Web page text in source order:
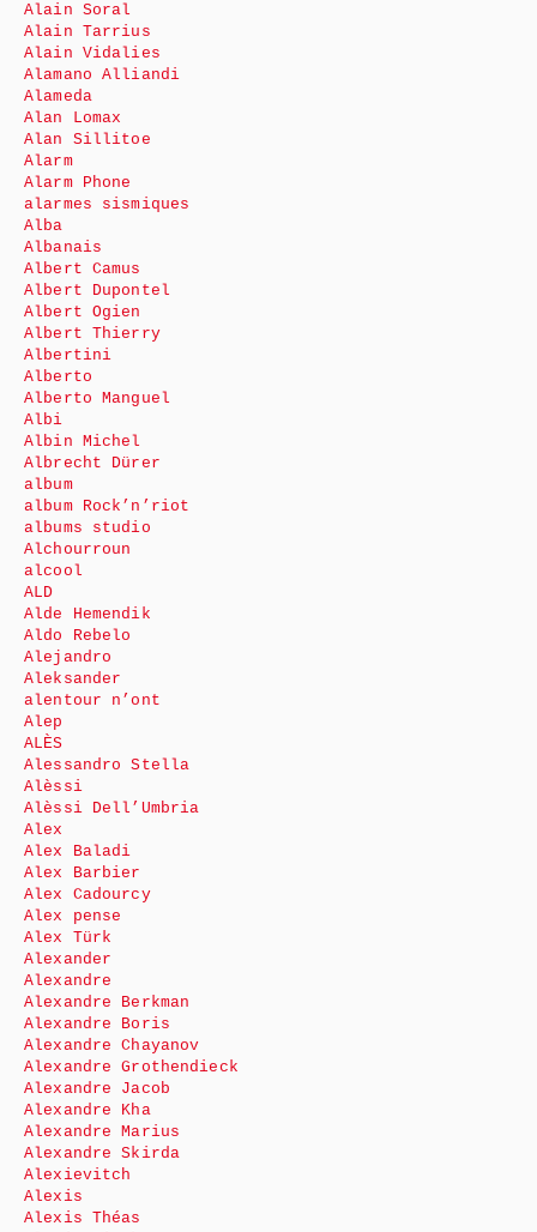
Alain Soral
Alain Tarrius
Alain Vidalies
Alamano Alliandi
Alameda
Alan Lomax
Alan Sillitoe
Alarm
Alarm Phone
alarmes sismiques
Alba
Albanais
Albert Camus
Albert Dupontel
Albert Ogien
Albert Thierry
Albertini
Alberto
Alberto Manguel
Albi
Albin Michel
Albrecht Dürer
album
album Rock’n’riot
albums studio
Alchourroun
alcool
ALD
Alde Hemendik
Aldo Rebelo
Alejandro
Aleksander
alentour n’ont
Alep
ALÈS
Alessandro Stella
Alèssi
Alèssi Dell’Umbria
Alex
Alex Baladi
Alex Barbier
Alex Cadourcy
Alex pense
Alex Türk
Alexander
Alexandre
Alexandre Berkman
Alexandre Boris
Alexandre Chayanov
Alexandre Grothendieck
Alexandre Jacob
Alexandre Kha
Alexandre Marius
Alexandre Skirda
Alexievitch
Alexis
Alexis Théas